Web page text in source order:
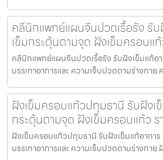
คลีนิกแพทย์แผนจีนปวดเรื้อรัง รับ
เข็มกระตุ้นตามจุด ฝังเข็มครอบแ
คลีนิกแพทย์แผนจีนปวดเรื้อรัง รับฝังเข็มแก้อ
บรรเทาอาการและ ความเจ็บปวดตามร่างกา
ฝังเข็มครอบแก้วปทุมธานี รับฝังเ
กระตุ้นตามจุด ฝังเข็มครอบแก้ว ร
ฝังเข็มครอบแก้วปทุมธานี รับฝังเข็มแก้อากา
บรรเทาอาการและ ความเจ็บปวดตามร่างกา